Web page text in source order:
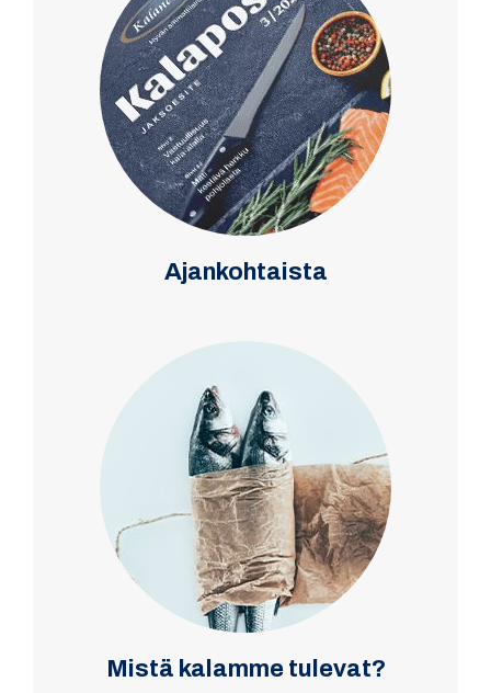
Ajankohtaista
Mistä kalamme tulevat?